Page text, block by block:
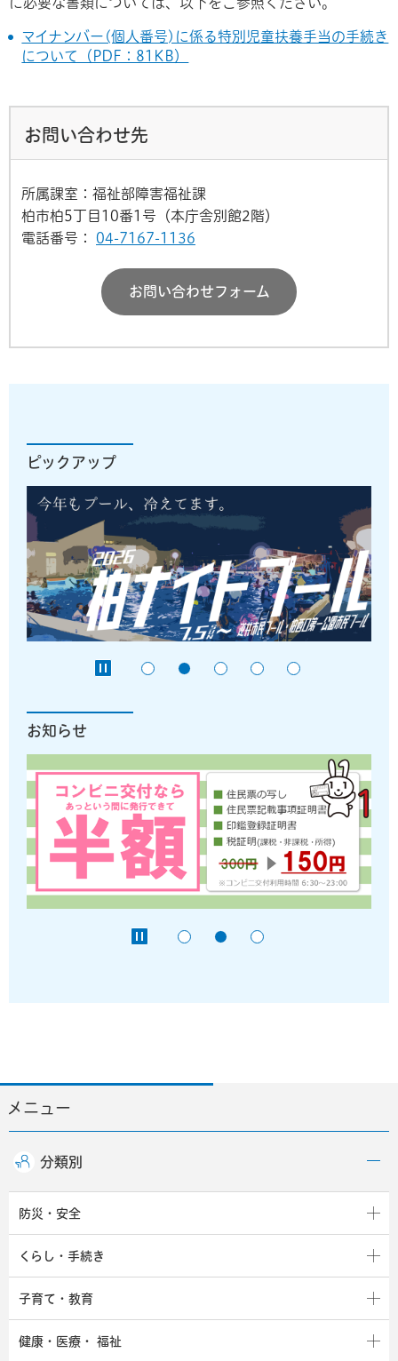
マイナンバー(個人番号)に係る特別児童扶養手当の手続き
について（PDF：81KB）
お問い合わせ先
所属課室：福祉部障害福祉課
柏市柏5丁目10番1号（本庁舎別館2階）
電話番号：
04-7167-1136
お問い合わせフォーム
ピックアップ
お知らせ
メニュー
分類別
防災・安全
くらし・手続き
子育て・教育
健康・医療・ 福祉